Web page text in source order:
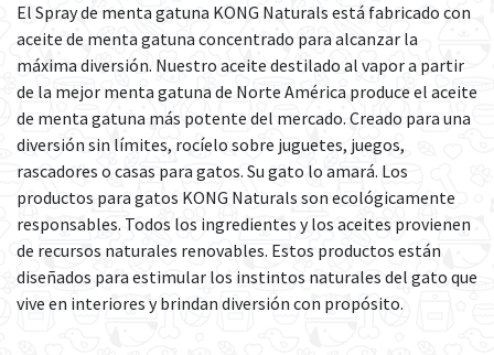
El Spray de menta gatuna KONG Naturals está fabricado con
aceite de menta gatuna concentrado para alcanzar la
máxima diversión. Nuestro aceite destilado al vapor a partir
de la mejor menta gatuna de Norte América produce el aceite
de menta gatuna más potente del mercado. Creado para una
diversión sin límites, rocíelo sobre juguetes, juegos,
rascadores o casas para gatos. Su gato lo amará. Los
productos para gatos KONG Naturals son ecológicamente
responsables. Todos los ingredientes y los aceites provienen
de recursos naturales renovables. Estos productos están
diseñados para estimular los instintos naturales del gato que
vive en interiores y brindan diversión con propósito.